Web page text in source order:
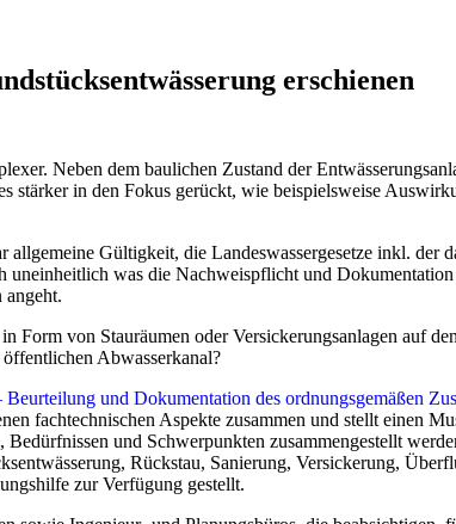
erschienen
Neben dem baulichen Zustand der
stärker in den Fokus gerückt, wie beispielsweise
Gültigkeit, die Landeswassergesetze inkl. der
uneinheitlich was die Nachweispflicht und
angeht.
Form von Stauräumen oder Versickerungsanlagen auf
Abwasserkanal?
und Dokumentation des ordnungsgemäßen
fachtechnischen Aspekte zusammen und stellt einen
und Schwerpunkten zusammengestellt
Rückstau, Sanierung, Versickerung,
zur Verfügung gestellt.